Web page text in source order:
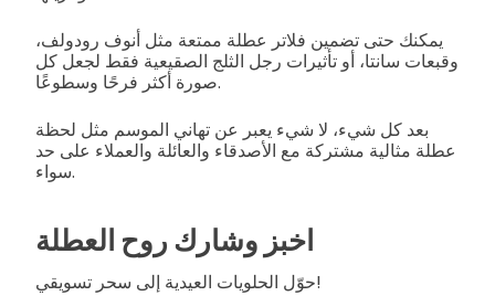
يمكنك حتى تضمين فلاتر عطلة ممتعة مثل أنوف رودولف،
وقبعات سانتا، أو تأثيرات رجل الثلج الصقيعية فقط لجعل كل
صورة أكثر فرحًا وسطوعًا.
بعد كل شيء، لا شيء يعبر عن تهاني الموسم مثل لحظة
عطلة مثالية مشتركة مع الأصدقاء والعائلة والعملاء على حد
سواء.
اخبز وشارك روح العطلة
حوّل الحلويات العيدية إلى سحر تسويقي!